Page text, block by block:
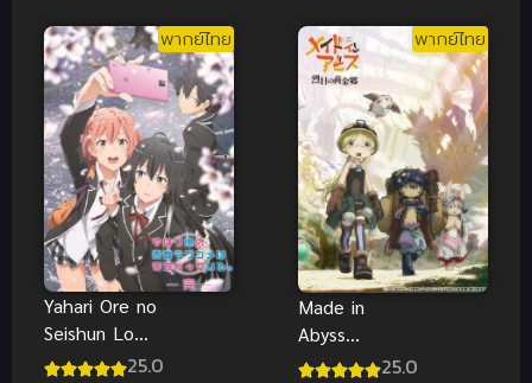
พากย์ไทย
Yahari Ore no
Seishun Love
Comedy ภาค25.0
พากย์ไทย
Made in
Abyss
Retsujitsu no
25.0